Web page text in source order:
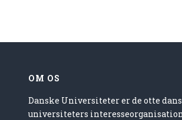
OM OS
Danske Universiteter er de otte
universiteters